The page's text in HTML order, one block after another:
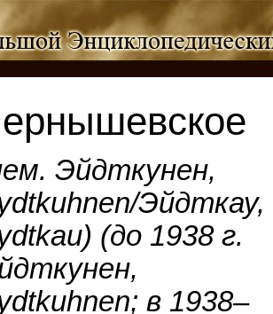
Эйдткунен,
Эйдткау,
(до 1938 г.
в 1938–